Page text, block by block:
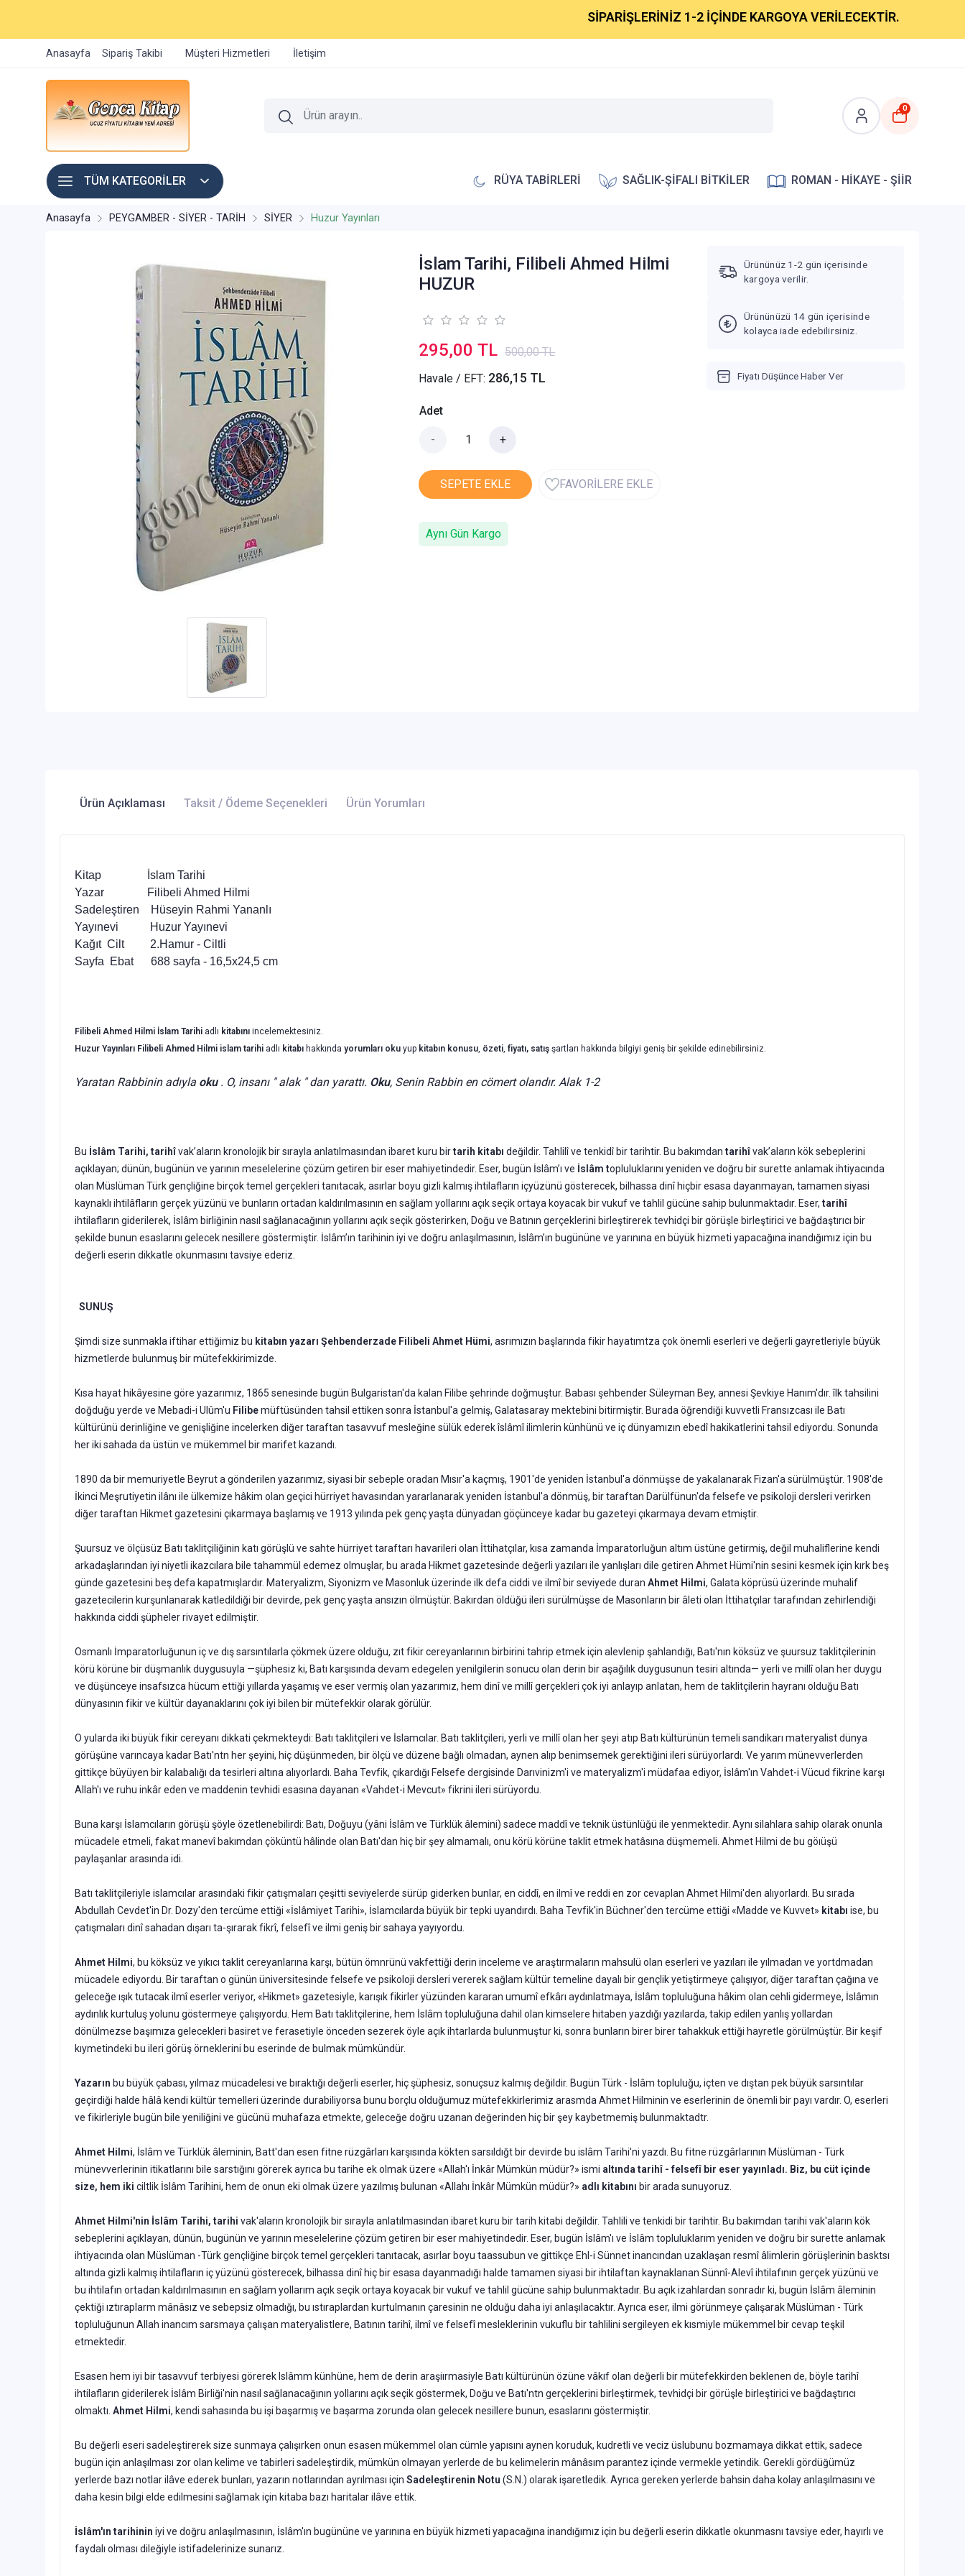
SİPARİŞLERİNİZ 1-2 İÇİNDE KARGOYA VERİLECEKTİR.
Anasayfa Sipariş Takibi Müşteri Hizmetleri İletişim
0
TÜM KATEGORİLER RÜYA TABİRLERİ SAĞLIK-ŞİFALI BİTKİLER ROMAN - HİKAYE - ŞİİR
Anasayfa PEYGAMBER - SİYER - TARİH SİYER Huzur Yayınları
İslam Tarihi, Filibeli Ahmed Hilmi
HUZUR
295,00 TL 500,00 TL
Havale / EFT: 286,15 TL
Adet
- +
SEPETE EKLE FAVORİLERE EKLE
Aynı Gün Kargo
Ürününüz 1-2 gün içerisinde
kargoya verilir.
Ürününüzü 14 gün içerisinde
kolayca iade edebilirsiniz.
Fiyatı Düşünce Haber Ver
Ürün Açıklaması Taksit / Ödeme Seçenekleri Ürün Yorumları
Kitap İslam Tarihi
Yazar Filibeli Ahmed Hilmi
Sadeleştiren Hüseyin Rahmi Yananlı
Yayınevi Huzur Yayınevi
Kağıt Cilt 2.Hamur - Ciltli
Sayfa Ebat 688 sayfa - 16,5x24,5 cm
Filibeli Ahmed Hilmi İslam Tarihi adlı kitabını incelemektesiniz.
Huzur Yayınları Filibeli Ahmed Hilmi islam tarihi adlı kitabı hakkında yorumları oku yup kitabın konusu, özeti, fiyatı, satış şartları hakkında bilgiyi geniş bir şekilde edinebilirsiniz.
Yaratan Rabbinin adıyla oku. O, insanı " alak " dan yarattı. Oku, Senin Rabbin en cömert olandır. Alak 1-2
Bu İslâm Tarihi, tarihîvak’aların kronolojik bir sırayla anlatılmasından ibaret kuru birtarih kitabı değildir. Tahlilî ve tenkidî bir tarihtir. Bu bakımdantarihîvak’aların kök sebeplerini
açıklayan; dünün, bugünün ve yarının meselelerine çözüm getiren bir eser mahiyetindedir. Eser, bugün İslâm’ı ve İslâm topluluklarını yeniden ve doğru bir surette anlamak ihtiyacında
olan Müslüman Türk gençliğine birçok temel gerçekleri tanıtacak, asırlar boyu gizli kalmış ihtilafların içyüzünü gösterecek, bilhassa dinî hiçbir esasa dayanmayan, tamamen siyasi
kaynaklı ihtilâfların gerçek yüzünü ve bunların ortadan kaldırılmasının en sağlam yollarını açık seçik ortaya koyacak bir vukuf ve tahlil gücüne sahip bulunmaktadır. Eser,tarihî
ihtilafların giderilerek, İslâm birliğinin nasıl sağlanacağının yollarını açık seçik gösterirken, Doğu ve Batının gerçeklerini birleştirerek tevhidçi bir görüşle birleştirici ve bağdaştırıcı bir
şekilde bunun esaslarını gelecek nesillere göstermiştir. İslâm’ın tarihinin iyi ve doğru anlaşılmasının, İslâm’ın bugününe ve yarınına en büyük hizmeti yapacağına inandığımız için bu
değerli eserin dikkatle okunmasını tavsiye ederiz.
SUNUŞ
Şimdi size sunmakla iftihar ettiğimiz bu kitabın yazarı Şehbenderzade Filibeli Ahmet Hümi, asrımızın başlarında fikir hayatımtza çok önemli eserleri ve değerli gayretleriyle büyük
hizmetlerde bulun­muş bir mütefekkirimizde.
Kısa hayat hikâyesine göre yazarımız, 1865 senesinde bugün Bulgaristan'da kalan Filibe şehrinde doğmuştur. Babası şehbender Süleyman Bey, annesi Şevkiye Hanım'dır. îlk tahsilini
doğduğu yerde ve Mebadi-i Ulûm'u Filibemüftüsünden tahsil ettiken sonra İstan­bul'a gelmiş, Galatasaray mektebini bitirmiştir. Burada öğrendiği kuvvetli Fransızcası ile Batı
kültürünü derinliğine ve genişliğine in­celerken diğer taraftan tasavvuf mesleğine sülük ederek îslâmî ilimlerin künhünü ve iç dünyamızın ebedî hakikatlerini tahsil edi­yordu. Sonunda
her iki sahada da üstün ve mükemmel bir marifet kazandı.
1890 da bir memuriyetle Beyrut a gönderilen yazarımız, siyasi bir sebeple oradan Mısır'a kaçmış, 1901'de yeniden İstanbul'a dön­müşse de yakalanarak Fizan'a sürülmüştür. 1908'de
İkinci Meşru­tiyetin ilânı ile ülkemize hâkim olan geçici hürriyet havasından ya­rarlanarak yeniden İstanbul'a dönmüş, bir taraftan Darülfünun'da felsefe ve psikoloji dersleri verirken
diğer taraftan Hikmet gazete­sini çıkarmaya başlamış ve 1913 yılında pek genç yaşta dünyadan göçünceye kadar bu gazeteyi çıkarmaya devam etmiştir.
Şuursuz ve ölçüsüz Batı taklitçiliğinin katı görüşlü ve sahte hürriyet taraftarı havarileri olan İttihatçılar, kısa zamanda İmpara­torluğun altım üstüne getirmiş, değil muhaliflerine kendi
arkadaşla­rından iyi niyetli ikazcılara bile tahammül edemez olmuşlar, bu ara­da Hikmet gazetesinde değerli yazıları ile yanlışları dile getiren Ahmet Hümi'nin sesini kesmek için kırk beş
günde gazetesini beş defa kapatmışlardır. Materyalizm, Siyonizm ve Masonluk üzerinde ilk defa ciddi ve ilmî bir seviyede duran Ahmet Hilmi, Galata köprüsü üzerinde muhalif
gazetecilerin kurşunlanarak katledildiği bir devir­de, pek genç yaşta ansızın ölmüştür. Bakırdan öldüğü ileri sürülmüşse de Masonların bir âleti olan İttihatçılar tarafından zehirlen­diği
hakkında ciddi şüpheler rivayet edilmiştir.
Osmanlı İmparatorluğunun iç ve dış sarsıntılarla çökmek üze­re olduğu, zıt fikir cereyanlarının birbirini tahrip etmek için alev­lenip şahlandığı, Batı'nın köksüz ve şuursuz taklitçilerinin
körü kö­rüne bir düşmanlık duygusuyla —şüphesiz ki, Batı karşısında devam edegelen yenilgilerin sonucu olan derin bir aşağılık duygusunun te­siri altında— yerli ve millî olan her duygu
ve düşünceye insafsızca hücum ettiği yıllarda yaşamış ve eser vermiş olan yazarımız, hem dinî ve millî gerçekleri çok iyi anlayıp anlatan, hem de taklitçilerin hayranı olduğu Batı
dünyasının fikir ve kültür dayanaklarını çok iyi bilen bir mütefekkir olarak görülür.
O yularda iki büyük fikir cereyanı dikkati çekmekteydi: Batı taklitçileri ve İslamcılar. Batı taklitçileri, yerli ve millî olan her şe­yi atıp Batı kültürünün temeli sandikarı materyalist dünya
görüşü­ne varıncaya kadar Batı'ntn her şeyini, hiç düşünmeden, bir ölçü ve düzene bağlı olmadan, aynen alıp benimsemek gerektiğini ileri sü­rüyorlardı. Ve yarım münevverlerden
gittikçe büyüyen bir kalaba­lığı da tesirleri altına alıyorlardı. Baha Tevfik, çıkardığı Felsefe der­gisinde Darıvinizm'i ve materyalizm'i müdafaa ediyor, İslâm'ın Vahdet-i Vücud fikrine karşı
Allah'ı ve ruhu inkâr eden ve maddenin tevhidi esasına dayanan «Vahdet-i Mevcut» fikrini ileri sürüyordu.
Buna karşı İslamcıların görüşü şöyle özetlenebilirdi: Batı, Do­ğuyu (yâni İslâm ve Türklük âlemini) sadece maddî ve teknik üs­tünlüğü ile yenmektedir. Aynı silahlara sahip olarak onunla
müca­dele etmeli, fakat manevî bakımdan çöküntü hâlinde olan Batı'dan hiç bir şey almamalı, onu körü körüne taklit etmek hatâsına düşme­meli. Ahmet Hilmi de bu göıüşü
paylaşanlar arasında idi.
Batı taklitçileriyle islamcılar arasındaki fikir çatışmaları çeşitti seviyelerde sürüp giderken bunlar, en ciddî, en ilmî ve reddi en zor cevaplan Ahmet Hilmi'den alıyorlardı. Bu sırada
Abdullah Cevdet'­in Dr. Dozy'den tercüme ettiği «İslâmiyet Tarihi», İslamcılarda bü­yük bir tepki uyandırdı. Baha Tevfik'in Büchner'den tercüme ettiği «Madde ve Kuvvet» kitabı ise, bu
çatışmaları dinî sahadan dışarı ta-şırarak fikrî, felsefî ve ilmi geniş bir sahaya yayıyordu.
Ahmet Hilmi, bu köksüz ve yıkıcı taklit cereyanlarına karşı, bü­tün ömnrünü vakfettiği derin inceleme ve araştırmaların mahsulü olan eserleri ve yazıları ile yılmadan ve yortdmadan
mücadele ediyordu. Bir taraftan o günün üniversitesinde felsefe ve psikoloji dersleri ve­rerek sağlam kültür temeline dayalı bir gençlik yetiştirmeye çalışı­yor, diğer taraftan çağına ve
geleceğe ışık tutacak ilmî eserler veri­yor, «Hikmet» gazetesiyle, karışık fikirler yüzünden kararan umumî efkârı aydınlatmaya, İslâm topluluğuna hâkim olan cehli gidermeye, İslâmın
aydınlık kurtuluş yolunu göstermeye çalışıyordu. Hem Ba­tı taklitçilerine, hem İslâm topluluğuna dahil olan kimselere hitaben yazdığı yazılarda, takip edilen yanlış yollardan
dönülmezse başımıza gelecekleri basiret ve ferasetiyle önceden sezerek öyle açık ihtarlarda bulunmuştur ki, sonra bunların birer birer tahakkuk ettiği hayretle görülmüştür. Bir keşif
kıymetindeki bu ileri görüş örneklerini bu ese­rinde de bulmak mümkündür.
Yazarın bu büyük çabası, yılmaz mücadelesi ve bıraktığı değerli eserler, hiç şüphesiz, sonuçsuz kalmış değildir. Bugün Türk - İslâm topluluğu, içten ve dıştan pek büyük sarsıntılar
geçirdiği halde hâ­lâ kendi kültür temelleri üzerinde durabiliyorsa bunu borçlu oldu­ğumuz mütefekkirlerimiz arasmda Ahmet Hilminin ve eserlerinin de önemli bir payı vardır. O, eserleri
ve fikirleriyle bugün bile yeni­liğini ve gücünü muhafaza etmekte, geleceğe doğru uzanan değerin­den hiç bir şey kaybetmemiş bulunmaktadtr.
Ahmet Hilmi, İslâm ve Türklük âleminin, Batt'dan esen fitne rüzgârları karşısında kökten sarsıldığt bir devirde bu islâm Tarihi'ni yazdı. Bu fitne rüzgârlarının Müslüman - Türk
münevverlerinin iti­katlarını bile sarstığını görerek ayrıca bu tarihe ek olmak üzere «Allah'ı İnkâr Mümkün müdür?» ismi altında tarihî - felsefî bir eser yayınladı. Biz, bu cüt içinde
size, hem iki ciltlik İslâm Tarihini, hem de onun eki olmak üzere yazılmış bulunan «Allahı İnkâr Müm­kün müdür?» adlı kitabını bir arada sunuyoruz.
Ahmet Hilmi'nin İslâm Tarihi, tarihi vak'aların kronolojik bir sırayla anlatılmasından ibaret kuru bir tarih kitabi değildir. Tahlili ve tenkidi bir tarihtir. Bu bakımdan tarihi vak'aların kök
sebepleri­ni açıklayan, dünün, bugünün ve yarının meselelerine çözüm getiren bir eser mahiyetindedir. Eser, bugün İslâm'ı ve İslâm topluluklarım yeniden ve doğru bir surette anlamak
ihtiyacında olan Müslüman -Türk gençliğine birçok temel gerçekleri tanıtacak, asırlar boyu taas­subun ve gittikçe Ehl-i Sünnet inancından uzaklaşan resmî âlimlerin görüşlerinin basktsı
altında gizli kalmış ihtilafların iç yüzünü gös­terecek, bilhassa dinî hiç bir esasa dayanmadığı halde tamamen si­yasi bir ihtilaftan kaynaklanan Sünnî-Alevî ihtilafının gerçek yü­zünü ve
bu ihtilafın ortadan kaldırılmasının en sağlam yollarım açık seçik ortaya koyacak bir vukuf ve tahlil gücüne sahip bulunmakta­dır. Bu açık izahlardan sonradır ki, bugün İslâm âleminin
çektiği ıztıraplarm mânâsız ve sebepsiz olmadığı, bu ıstıraplardan kurtulma­nın çaresinin ne olduğu daha iyi anlaşılacaktır. Ayrıca eser, ilmi gö­rünmeye çalışarak Müslüman - Türk
topluluğunun Allah inancım sarsmaya çalışan materyalistlere, Batının tarihî, ilmî ve felsefî mes­leklerinin vukuflu bir tahlilini sergileyen ek kısmiyle mükemmel bir cevap teşkil
etmektedir.
Esasen hem iyi bir tasavvuf terbiyesi görerek Islâmm künhüne, hem de derin araşiırmasiyle Batı kültürünün özüne vâkıf olan değer­li bir mütefekkirden beklenen de, böyle tarihî
ihtilafların giderilerek İslâm Birliği'nin nasıl sağlanacağının yollarını açık seçik göstermek, Doğu ve Batı'ntn gerçeklerini birleştirmek, tevhidçi bir görüşle bir­leştirici ve bağdaştırıcı
olmaktı. Ahmet Hilmi, kendi sahasında bu işi başarmış ve başarma zorunda olan gelecek nesillere bunun, esas­larını göstermiştir.
Bu değerli eseri sadeleştirerek size sunmaya çalışırken onun esasen mükemmel olan cümle yapısını aynen koruduk, kudretli ve veciz üslubunu bozmamaya dikkat ettik, sadece
bugün için anlaşıl­ması zor olan kelime ve tabirleri sadeleştirdik, mümkün olmayan yerlerde de bu kelimelerin mânâsım parantez içinde vermekle yetin­dik. Gerekli gördüğümüz
yerlerde bazı notlar ilâve ederek bunları, yazarın notlarından ayrılması için Sadeleştirenin Notu (S.N.) olarak işaretledik. Ayrıca gereken yerlerde bahsin daha kolay anlaşılmasını ve
daha kesin bilgi elde edilmesini sağlamak için kitaba bazı harita­lar ilâve ettik.
İslâm'ın tarihinin iyi ve doğru anlaşılmasının, İslâm'ın bugünü­ne ve yarınına en büyük hizmeti yapacağına inandığımız için bu de­ğerli eserin dikkatle okunmasnı tavsiye eder, hayırlı ve
faydalı olma­sı dileğiyle istifadelerinize sunarız.